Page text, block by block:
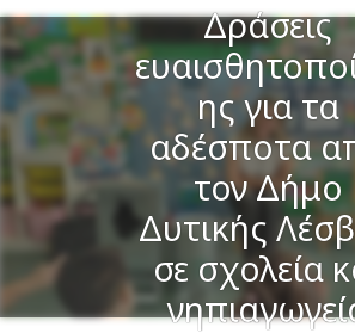
Δράσεις
ης για τα
αδέσποτα
τον Δήμο
Δυτικής
σε σχολεία